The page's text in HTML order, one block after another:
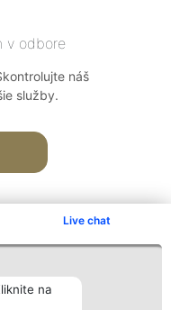
Live chat
na
v odbore
náš
služby.
Kontakt
Kontakt